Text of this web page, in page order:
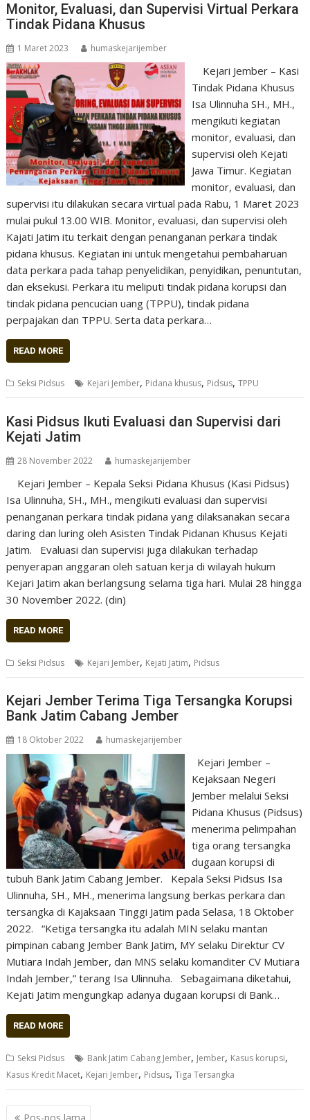
Monitor, Evaluasi, dan Supervisi Virtual Perkara
Tindak Pidana Khusus
1 Maret 2023 humaskejarijember
Kejari Jember – Kasi
Tindak Pidana Khusus
Isa Ulinnuha SH., MH.,
mengikuti kegiatan
monitor, evaluasi, dan
supervisi oleh Kejati
Jawa Timur. Kegiatan
monitor, evaluasi, dan
supervisi itu dilakukan secara virtual pada Rabu, 1 Maret 2023
mulai pukul 13.00 WIB. Monitor, evaluasi, dan supervisi oleh
Kajati Jatim itu terkait dengan penanganan perkara tindak
pidana khusus. Kegiatan ini untuk mengetahui pembaharuan
data perkara pada tahap penyelidikan, penyidikan, penuntutan,
dan eksekusi. Perkara itu meliputi tindak pidana korupsi dan
tindak pidana pencucian uang (TPPU), tindak pidana
perpajakan dan TPPU. Serta data perkara…
READ MORE
Seksi Pidsus Kejari Jember, Pidana khusus, Pidsus,TPPU
Kasi Pidsus Ikuti Evaluasi dan Supervisi dari
Kejati Jatim
28 November 2022 humaskejarijember
Kejari Jember – Kepala Seksi Pidana Khusus (Kasi Pidsus)
Isa Ulinnuha, SH., MH., mengikuti evaluasi dan supervisi
penanganan perkara tindak pidana yang dilaksanakan secara
daring dan luring oleh Asisten Tindak Pidanan Khusus Kejati
Jatim. Evaluasi dan supervisi juga dilakukan terhadap
penyerapan anggaran oleh satuan kerja di wilayah hukum
Kejari Jatim akan berlangsung selama tiga hari. Mulai 28 hingga
30 November 2022. (din)
READ MORE
Seksi Pidsus Kejari Jember, Kejati Jatim, Pidsus
Kejari Jember Terima Tiga Tersangka Korupsi
Bank Jatim Cabang Jember
18 Oktober 2022 humaskejarijember
Kejari Jember –
Kejaksaan Negeri
Jember melalui Seksi
Pidana Khusus (Pidsus)
menerima pelimpahan
tiga orang tersangka
dugaan korupsi di
tubuh Bank Jatim Cabang Jember. Kepala Seksi Pidsus Isa
Ulinnuha, SH., MH., menerima langsung berkas perkara dan
tersangka di Kajaksaan Tinggi Jatim pada Selasa, 18 Oktober
2022. “Ketiga tersangka itu adalah MIN selaku mantan
pimpinan cabang Jember Bank Jatim, MY selaku Direktur CV
Mutiara Indah Jember, dan MNS selaku komanditer CV Mutiara
Indah Jember,” terang Isa Ulinnuha. Sebagaimana diketahui,
Kejati Jatim mengungkap adanya dugaan korupsi di Bank…
READ MORE
Seksi Pidsus Bank Jatim Cabang Jember, Jember, Kasus korupsi,
Kasus Kredit Macet, Kejari Jember, Pidsus,Tiga Tersangka
Navigasi
Pos-pos lama